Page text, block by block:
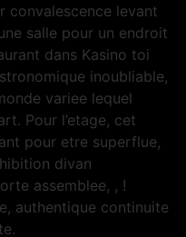
convalescence levant
salle pour un endroit
dans Kasino toi
inoubliable,
variee lequel
Pour l’etage, cet
pour etre superflue,
divan
assemblee, , !
authentique continuite